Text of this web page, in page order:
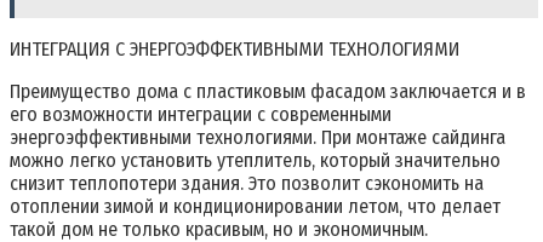
ИНТЕГРАЦИЯ С ЭНЕРГОЭФФЕКТИВНЫМИ ТЕХНОЛОГИЯМИ
Преимущество дома с пластиковым фасадом заключается и в
его возможности интеграции с современными
энергоэффективными технологиями. При монтаже сайдинга
можно легко установить утеплитель, который значительно
снизит теплопотери здания. Это позволит сэкономить на
отоплении зимой и кондиционировании летом, что делает
такой дом не только красивым, но и экономичным.